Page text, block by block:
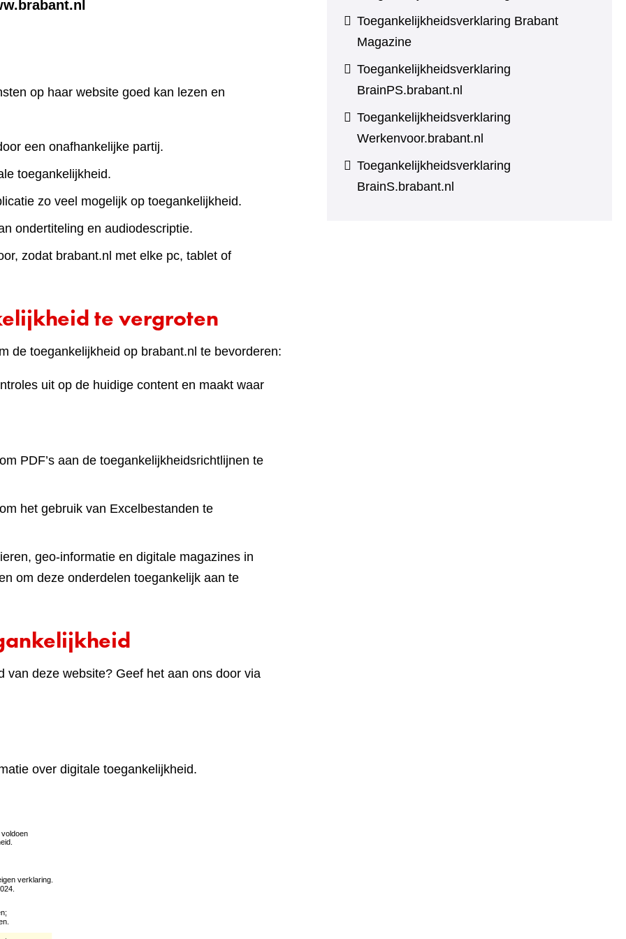
op haar website goed kan lezen en
een onafhankelijke partij.
toegankelijkheid.
zo veel mogelijk op toegankelijkheid.
ondertiteling en audiodescriptie.
zodat brabant.nl met elke pc, tablet of
te vergroten
de toegankelijkheid op brabant.nl te bevorderen:
uit op de huidige content en maakt waar
PDF’s aan de toegankelijkheidsrichtlijnen te
het gebruik van Excelbestanden te
geo-informatie en digitale magazines in
om deze onderdelen toegankelijk aan te
deze website? Geef het aan ons door via
over digitale toegankelijkheid.
Toegankelijkheidsverklaring Brabant
Magazine
Toegankelijkheidsverklaring
BrainPS.brabant.nl
Toegankelijkheidsverklaring
Werkenvoor.brabant.nl
Toegankelijkheidsverklaring
BrainS.brabant.nl